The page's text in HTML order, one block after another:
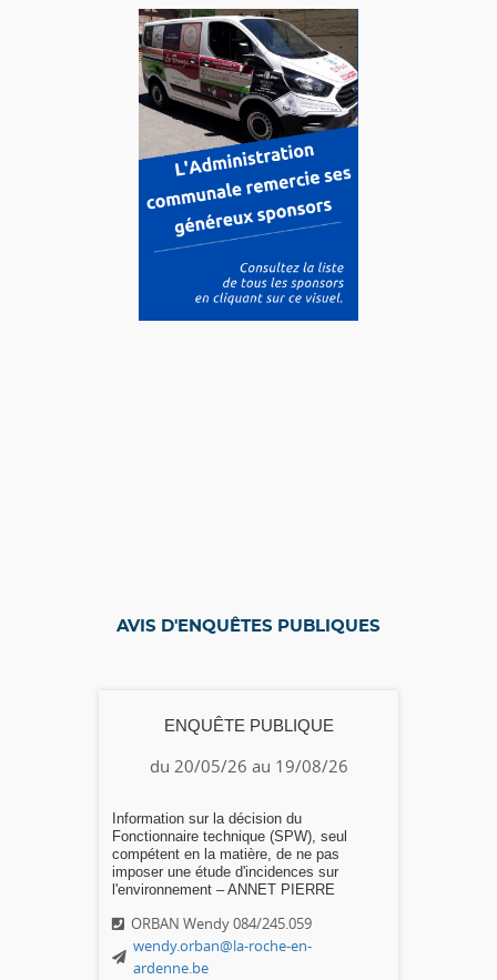
AVIS D'ENQUÊTES PUBLIQUES
ENQUÊTE PUBLIQUE
du 20/05/26 au 19/08/26
Information sur la décision du
Fonctionnaire technique (SPW), seul
compétent en la matière, de ne pas
imposer une étude d'incidences sur
l'environnement – ANNET PIERRE
ORBAN Wendy 084/245.059
wendy.orban@la-roche-en-
ardenne.be